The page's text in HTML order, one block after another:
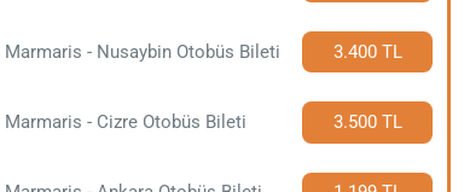
Marmaris - Nusaybin Otobüs Bileti 3.400 TL
Marmaris - Cizre Otobüs Bileti 3.500 TL